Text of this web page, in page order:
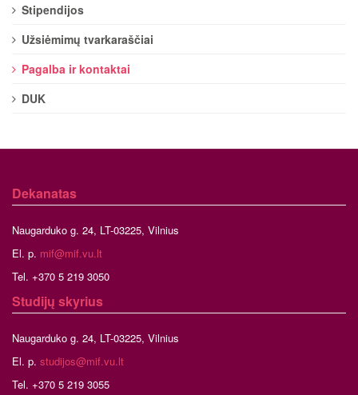
Stipendijos
Užsiėmimų tvarkaraščiai
Pagalba ir kontaktai
DUK
Dekanatas
Naugarduko g. 24, LT-03225, Vilnius
El. p. mif@mif.vu.lt
Tel. +370 5 219 3050
Studijų skyrius
Naugarduko g. 24, LT-03225, Vilnius
El. p. studijos@mif.vu.lt
Tel. +370 5 219 3055